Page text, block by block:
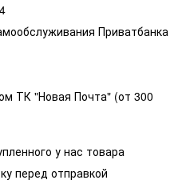
Приватбанка
ТК "Новая Почта" (от 300
у нас товара
перед отправкой